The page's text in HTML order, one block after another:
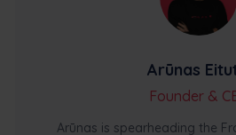
Arūnas
Founder &
Arūnas is spearheading the